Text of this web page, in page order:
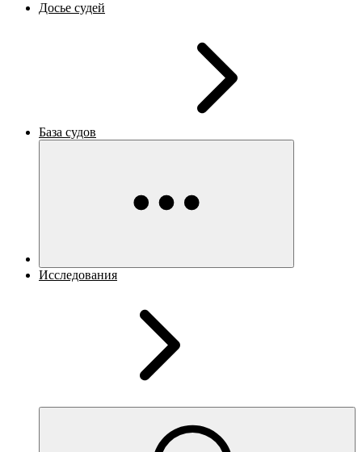
Досье судей
База судов
Исследования